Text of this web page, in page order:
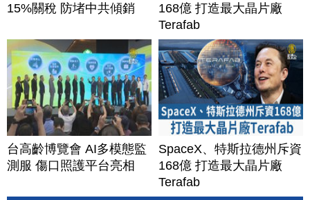
15%關稅 防堵中共傾銷
168億 打造最大晶片廠
Terafab
台高齡博覽會 AI多模態監
測服 傷口照護平台亮相
SpaceX、特斯拉德州斥資
168億 打造最大晶片廠
Terafab